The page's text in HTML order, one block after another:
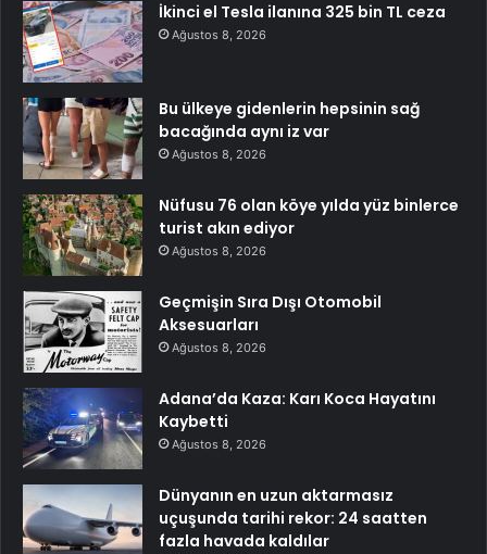
İkinci el Tesla ilanına 325 bin TL ceza
Ağustos 8, 2026
Bu ülkeye gidenlerin hepsinin sağ
bacağında aynı iz var
Ağustos 8, 2026
Nüfusu 76 olan köye yılda yüz binlerce
turist akın ediyor
Ağustos 8, 2026
Geçmişin Sıra Dışı Otomobil
Aksesuarları
Ağustos 8, 2026
Adana’da Kaza: Karı Koca Hayatını
Kaybetti
Ağustos 8, 2026
Dünyanın en uzun aktarmasız
uçuşunda tarihi rekor: 24 saatten
fazla havada kaldılar